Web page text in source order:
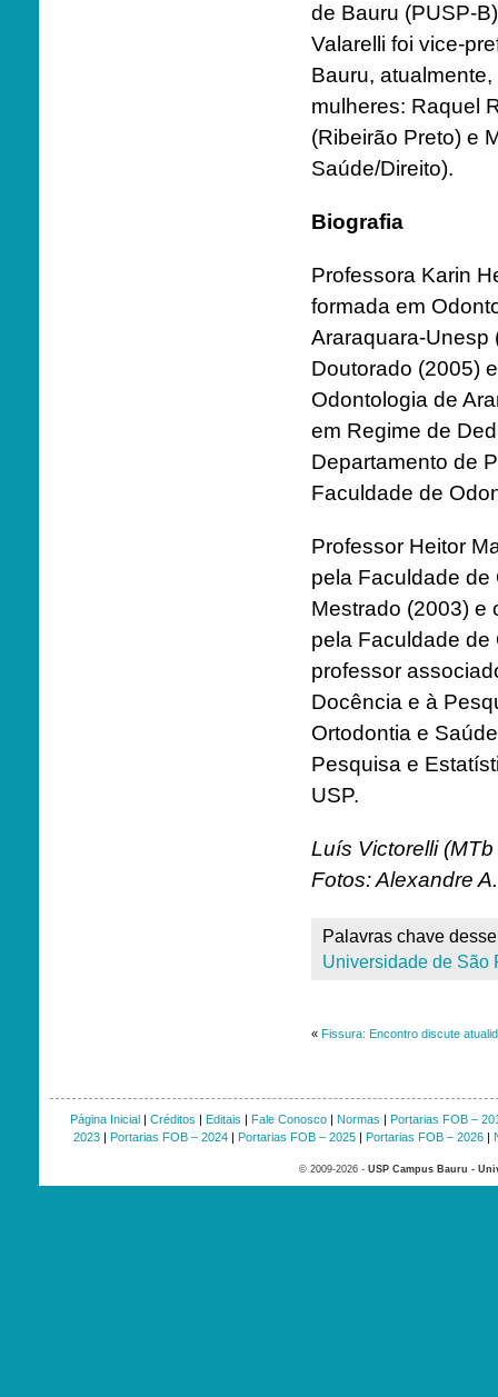
de Bauru (PUSP-
Valarelli foi vice-
Bauru,
mulheres: Raquel
(Ribeirão Preto) e
Saúde/Direito).
Biografia
Professora Karin
formada em
Araraquara-Unesp
Doutorado (2005)
Odontologia de
em Regime de
Departamento de
Faculdade de
Professor Heitor
pela Faculdade de
Mestrado (2003) e
pela Faculdade de
professor
Docência e à
Ortodontia e
Pesquisa e
USP.
Luís Victorelli
Fotos: Alexandre
Palavras chave
Universidade de São
« Fissura: Encontro discute
Página Inicial| Créditos | Editais | Fale Conosco| Normas | Portarias FOB –
2023| Portarias FOB – 2024| Portarias FOB – 2025| Portarias FOB – 2026|
© 2009-2026 - USP Campus Bauru -